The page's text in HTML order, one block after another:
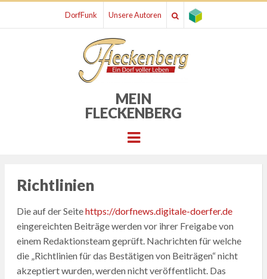
DorfFunk Unsere Autoren
MEIN
FLECKENBERG
Menu
Richtlinien
Die auf der Seitehttps://dorfnews.digitale-doerfer.de
eingereichten Beiträge werden vor ihrer Freigabe von
einem Redaktionsteam geprüft. Nachrichten für welche
die „Richtlinien für das Bestätigen von Beiträgen“ nicht
akzeptiert wurden, werden nicht veröffentlicht. Das